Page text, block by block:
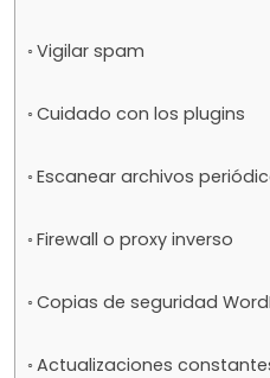
Vigilar spam
Cuidado con los plugins
Escanear archivos
Firewall o proxy inverso
Copias de seguridad
Actualizaciones